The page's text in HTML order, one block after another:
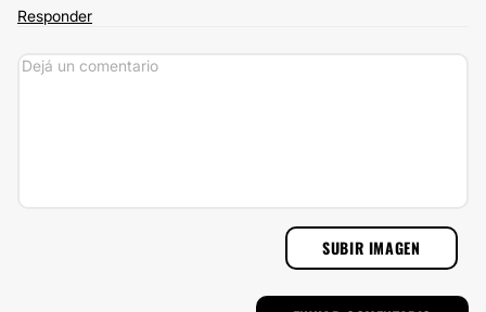
Responder
SUBIR IMAGEN